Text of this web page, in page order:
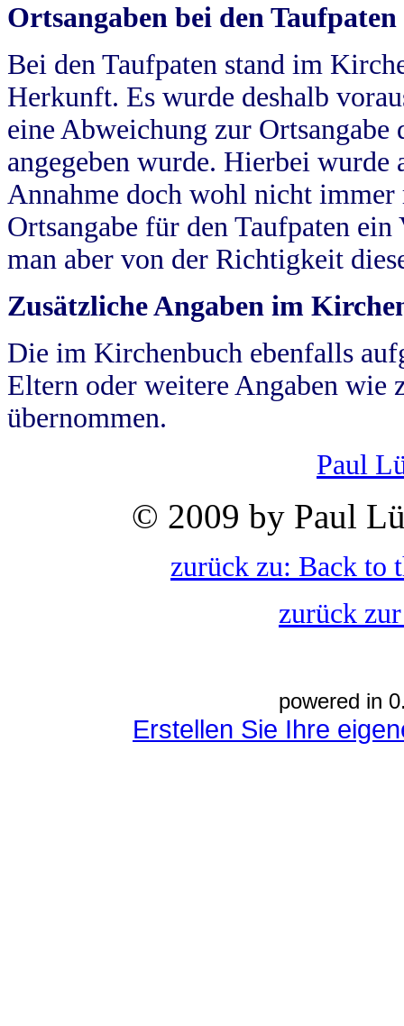
Ortsangaben bei den Taufpaten
Bei den Taufpaten stand im
Herkunft. Es wurde deshalb
eine Abweichung zur
angegeben wurde. Hierbei wurde
Annahme doch wohl nicht
Ortsangabe für den Taufpaten
man aber von der Richtigkeit
Zusätzliche Angaben im
Die im Kirchenbuch ebenfalls
Eltern oder weitere Angaben wie
übernommen.
Paul
© 2009 by Paul
zurück zu: Back to
zurück
powered in
Erstellen Sie Ihre